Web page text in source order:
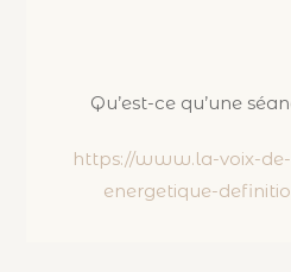
Qu’est-ce qu’une
https://www.la-voix-
energetique-